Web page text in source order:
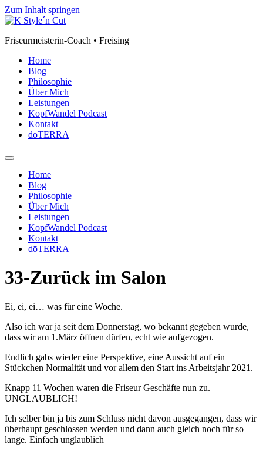
Zum Inhalt springen
Friseurmeisterin-Coach • Freising
Home
Blog
Philosophie
Über Mich
Leistungen
KopfWandel Podcast
Kontakt
dōTERRA
Home
Blog
Philosophie
Über Mich
Leistungen
KopfWandel Podcast
Kontakt
dōTERRA
33-Zurück im Salon
Ei, ei, ei… was für eine Woche.
Also ich war ja seit dem Donnerstag, wo bekannt gegeben wurde,
dass wir am 1.März öffnen dürfen, echt wie aufgezogen.
Endlich gabs wieder eine Perspektive, eine Aussicht auf ein
Stückchen Normalität und vor allem den Start ins Arbeitsjahr 2021.
Knapp 11 Wochen waren die Friseur Geschäfte nun zu.
UNGLAUBLICH!
Ich selber bin ja bis zum Schluss nicht davon ausgegangen, dass wir
überhaupt geschlossen werden und dann auch gleich noch für so
lange. Einfach unglaublich